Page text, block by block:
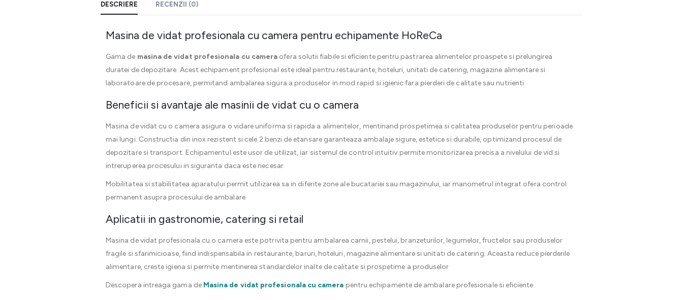
DESCRIERE RECENZII (0)
Masina de vidat profesionala cu camera pentru echipamente HoReCa
Gama de masina de vidat profesionala cu camera ofera solutii fiabile si eficiente pentru pastrarea alimentelor proaspete si prelungirea
duratei de depozitare. Acest echipament profesional este ideal pentru restaurante, hoteluri, unitati de catering, magazine alimentare si
laboratoare de procesare, permitand ambalarea sigura a produselor in mod rapid si igienic fara pierderi de calitate sau nutrienti
Beneficii si avantaje ale masinii de vidat cu o camera
Masina de vidat cu o camera asigura o vidare uniforma si rapida a alimentelor, mentinand prospetimea si calitatea produselor pentru perioade
mai lungi. Constructia din inox rezistent si cele 2 benzi de etansare garanteaza ambalaje sigure, estetice si durabile, optimizand procesul de
depozitare si transport. Echipamentul este usor de utilizat, iar sistemul de control intuitiv permite monitorizarea precisa a nivelului de vid si
intreruperea procesului in siguranta daca este necesar
Mobilitatea si stabilitatea aparatului permit utilizarea sa in diferite zone ale bucatariei sau magazinului, iar manometrul integrat ofera control
permanent asupra procesului de ambalare
Aplicatii in gastronomie, catering si retail
Masina de vidat profesionala cu o camera este potrivita pentru ambalarea carnii, pestelui, branzeturilor, legumelor, fructelor sau produselor
fragile si sfarimicioase, fiind indispensabila in restaurante, baruri, hoteluri, magazine alimentare si unitati de catering. Aceasta reduce pierderile
alimentare, creste igiena si permite mentinerea standardelor inalte de calitate si prospetime a produselor
Descopera intreaga gama de Masina de vidat profesionala cu camera pentru echipamente de ambalare profesionale si eficiente